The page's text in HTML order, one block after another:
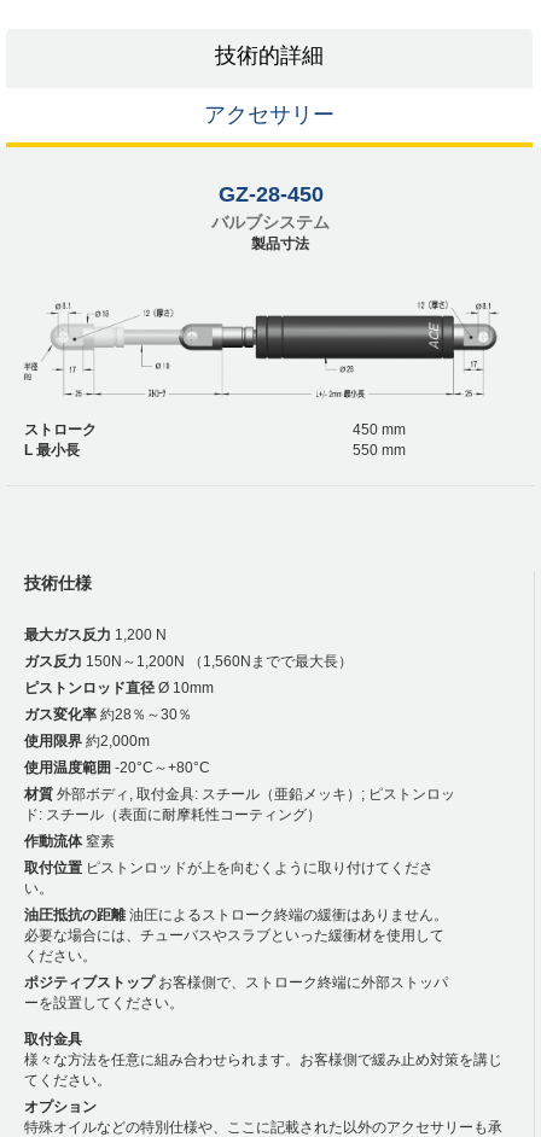
技術的詳細
アクセサリー
GZ-28-450
バルブシステム
製品寸法
ストローク
450 mm
L 最小長
550 mm
技術仕様
最大ガス反力 1,200 N
ガス反力 150N～1,200N （1,560Nまでで最大長）
ピストンロッド直径 Ø 10mm
ガス変化率 約28％～30％
使用限界 約2,000m
使用温度範囲 -20°C～+80°C
材質 外部ボディ, 取付金具: スチール（亜鉛メッキ）; ピストンロッ
ド: スチール（表面に耐摩耗性コーティング）
作動流体窒素
取付位置 ピストンロッドが上を向むくように取り付けてくださ
い。
油圧抵抗の距離油圧によるストローク終端の緩衝はありません。
必要な場合には、チューバスやスラブといった緩衝材を使用して
ください。
ポジティブストップお客様側で、ストローク終端に外部ストッパ
ーを設置してください。
取付金具
様々な方法を任意に組み合わせられます。お客様側で緩み止め対策を講じ
てください。
オプション
特殊オイルなどの特別仕様や、ここに記載された以外のアクセサリーも承